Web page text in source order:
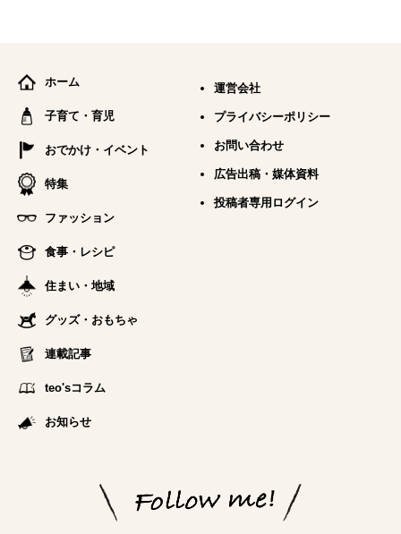
ホーム
子育て・育児
おでかけ・イベント
特集
ファッション
食事・レシピ
住まい・地域
グッズ・おもちゃ
連載記事
teo'sコラム
お知らせ
運営会社
プライバシーポリシー
お問い合わせ
広告出稿・媒体資料
投稿者専用ログイン